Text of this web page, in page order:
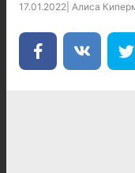
17.01.2022 Алиса